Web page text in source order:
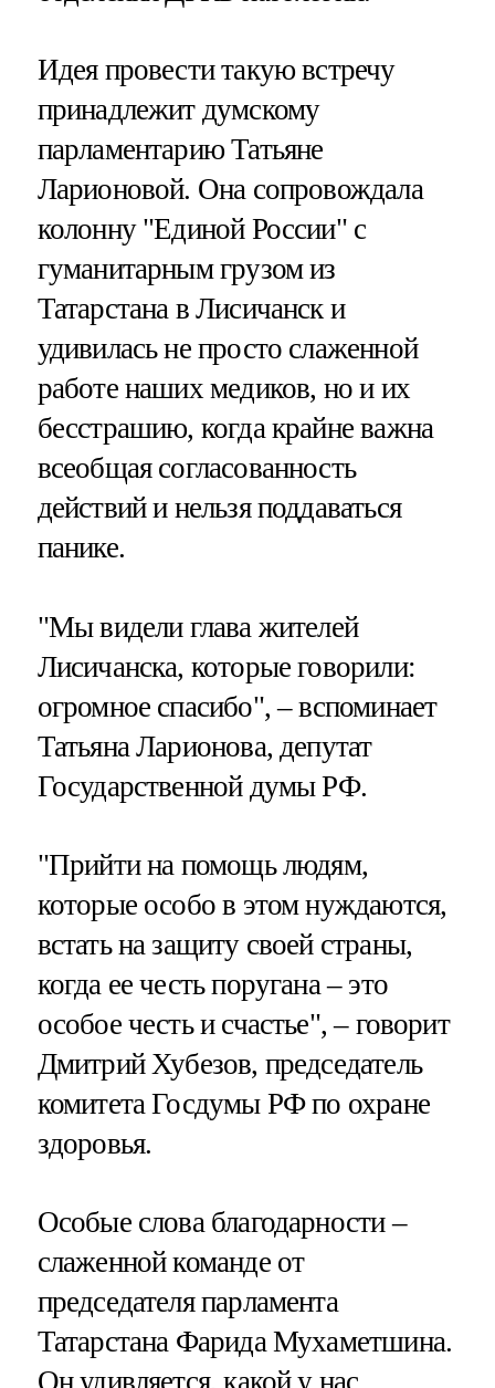
Идея провести такую встречу
принадлежит думскому
парламентарию Татьяне
Ларионовой. Она сопровождала
колонну "Единой России" с
гуманитарным грузом из
Татарстана в Лисичанск и
удивилась не просто слаженной
работе наших медиков, но и их
бесстрашию, когда крайне важна
всеобщая согласованность
действий и нельзя поддаваться
панике.
"Мы видели глава жителей
Лисичанска, которые говорили:
огромное спасибо", – вспоминает
Татьяна Ларионова, депутат
Государственной думы РФ.
"Прийти на помощь людям,
которые особо в этом нуждаются,
встать на защиту своей страны,
когда ее честь поругана – это
особое честь и счастье", – говорит
Дмитрий Хубезов, председатель
комитета Госдумы РФ по охране
здоровья.
Особые слова благодарности –
слаженной команде от
председателя парламента
Татарстана Фарида Мухаметшина.